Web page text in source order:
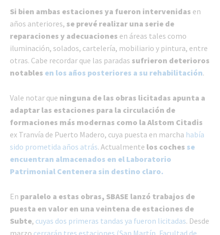
Si bien ambas estaciones ya fueron intervenidas en
años anteriores, se prevé realizar una serie de
reparaciones y adecuaciones en áreas tales como
iluminación, solados, cartelería, mobiliario y pintura, entre
otras. Cabe recordar que las paradas sufrieron deterioros
notables en los años posteriores a su rehabilitación.
Vale notar que ninguna de las obras licitadas apunta a
adaptar las estaciones para la circulación de
formaciones más modernas como la Alstom Citadis
ex Tranvía de Puerto Madero, cuya puesta en marcha había
sido prometida años atrás. Actualmente los coches se
encuentran almacenados en el Laboratorio
Patrimonial Centenera sin destino claro.
En paralelo a estas obras, SBASE lanzó trabajos de
puesta en valor en una veintena de estaciones de
Subte, cuyas dos primeras tandas ya fueron licitadas. Desde
marzo cerrarán tres estaciones (San Martín, Facultad de